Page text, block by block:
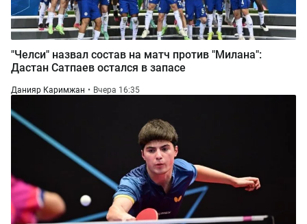
"Челси" назвал состав на матч против "Милана":
Дастан Сатпаев остался в запасе
Данияр Каримжан Вчера 16:35